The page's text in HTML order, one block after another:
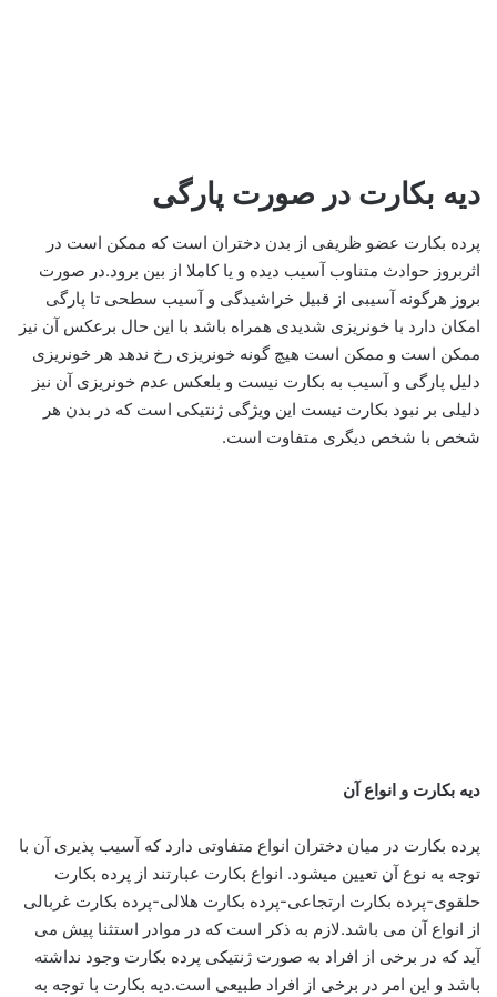
دیه بکارت در صورت پارگی
پرده بکارت عضو ظریفی از بدن دختران است که ممکن است در
اثربروز حوادث متناوب آسیب دیده و یا کاملا از بین برود.در صورت
بروز هرگونه آسیبی از قبیل خراشیدگی و آسیب سطحی تا پارگی
امکان دارد با خونریزی شدیدی همراه باشد با این حال برعکس آن نیز
ممکن است و ممکن است هیچ گونه خونریزی رخ ندهد هر خونریزی
دلیل پارگی و آسیب به بکارت نیست و بلعکس عدم خونریزی آن نیز
دلیلی بر نبود بکارت نیست این ویژگی ژنتیکی است که در بدن هر
شخص با شخص دیگری متفاوت است.
دیه بکارت و انواع آن
پرده بکارت در میان دختران انواع متفاوتی دارد که آسیب پذیری آن با
توجه به نوع آن تعیین میشود. انواع بکارت عبارتند از پرده بکارت
حلقوی-پرده بکارت ارتجاعی-پرده بکارت هلالی-پرده بکارت غربالی
از انواع آن می باشد.لازم به ذکر است که در موادر استثنا پیش می
آید که در برخی از افراد به صورت ژنتیکی پرده بکارت وجود نداشته
باشد و این امر در برخی از افراد طبیعی است.دیه بکارت با توجه به